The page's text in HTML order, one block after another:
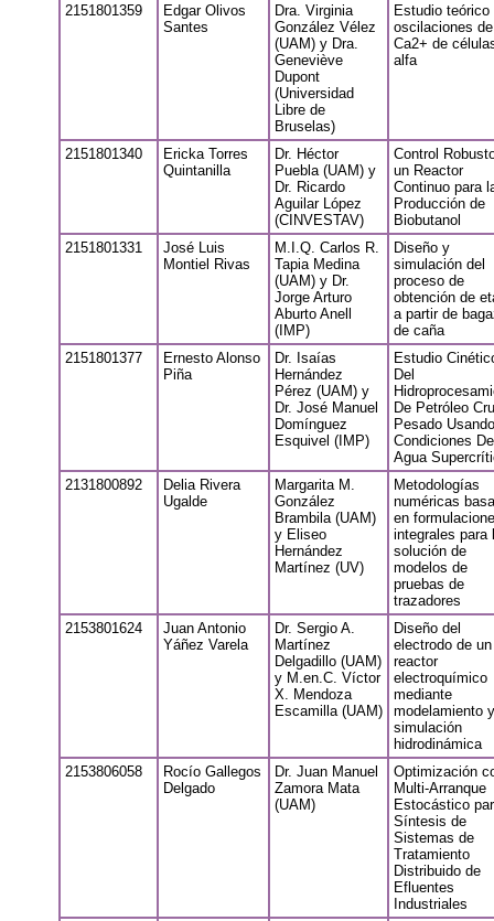
2151801359
Edgar Olivos
Santes
Dra. Virginia
González Vélez
(UAM) y Dra.
Geneviève
Dupont
(Universidad
Libre de
Bruselas)
Estudio teórico
oscilaciones de
Ca2+ de
alfa
2151801340
Ericka Torres
Quintanilla
Dr. Héctor
Puebla (UAM) y
Dr. Ricardo
Aguilar López
(CINVESTAV)
Control
un Reactor
Continuo para
Producción de
Biobutanol
2151801331
José Luis
Montiel Rivas
M.I.Q. Carlos R.
Tapia Medina
(UAM) y Dr.
Jorge Arturo
Aburto Anell
(IMP)
Diseño y
simulación del
proceso de
obtención de
a partir de
de caña
2151801377
Ernesto Alonso
Piña
Dr. Isaías
Hernández
Pérez (UAM) y
Dr. José Manuel
Domínguez
Esquivel (IMP)
Estudio
Del
De Petróleo
Pesado Usando
Condiciones De
Agua
2131800892
Delia Rivera
Ugalde
Margarita M.
González
Brambila (UAM)
y Eliseo
Hernández
Martínez (UV)
Metodologías
numéricas
en
integrales para
solución de
modelos de
pruebas de
trazadores
2153801624
Juan Antonio
Yáñez Varela
Dr. Sergio A.
Martínez
Delgadillo (UAM)
y M.en.C. Víctor
X. Mendoza
Escamilla (UAM)
Diseño del
electrodo de un
reactor
electroquímico
mediante
modelamiento y
simulación
hidrodinámica
2153806058
Rocío Gallegos
Delgado
Dr. Juan Manuel
Zamora Mata
(UAM)
Optimización
Multi-Arranque
Estocástico
Síntesis de
Sistemas de
Tratamiento
Distribuido de
Efluentes
Industriales